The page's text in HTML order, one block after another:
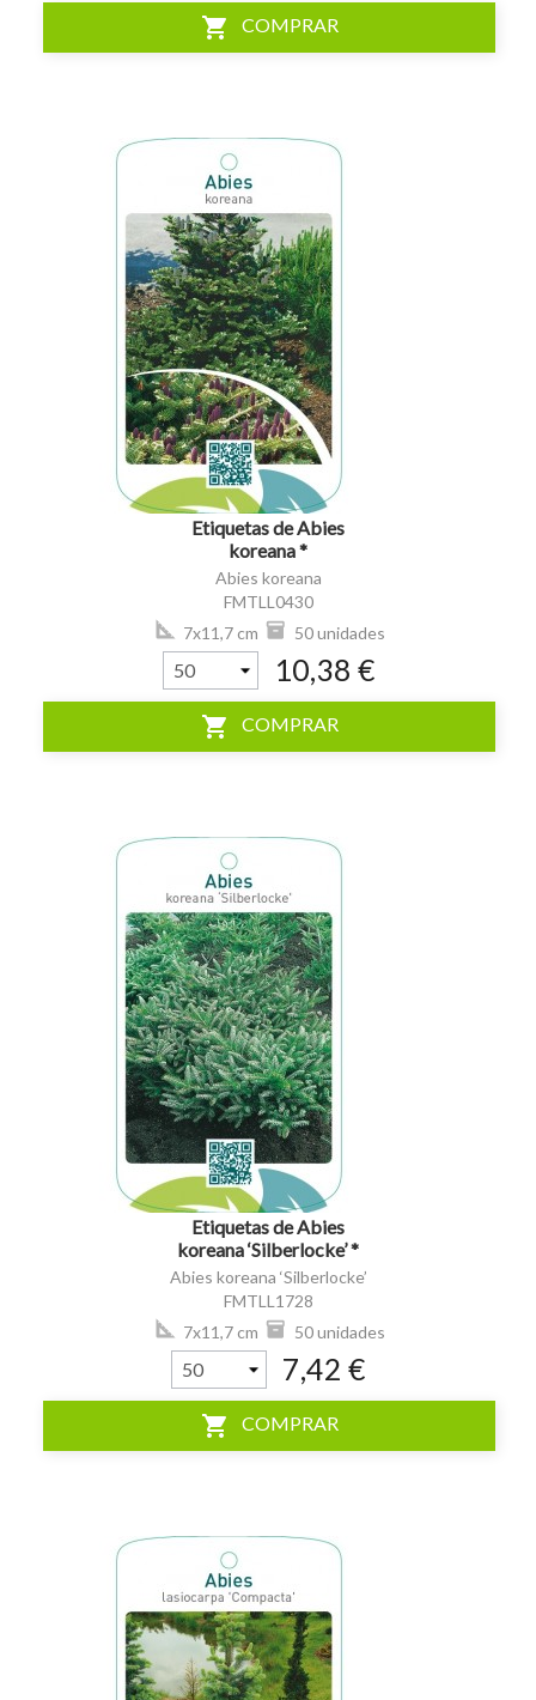
shopping_cart COMPRAR
Etiquetas de Abies
koreana *
Abies koreana
FMTLL0430
7x11,7 cm
50 unidades
10,38 €
shopping_cart COMPRAR
Etiquetas de Abies
koreana ‘Silberlocke’ *
Abies koreana ‘Silberlocke’
FMTLL1728
7x11,7 cm
50 unidades
7,42 €
shopping_cart COMPRAR